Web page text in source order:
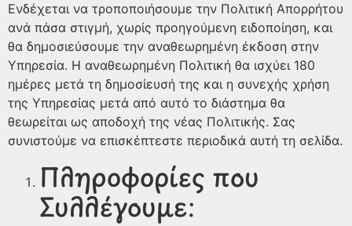
Ενδέχεται να τροποποιήσουμε την Πολιτική Απορρήτου
ανά πάσα στιγμή, χωρίς προηγούμενη ειδοποίηση, και
θα δημοσιεύσουμε την αναθεωρημένη έκδοση στην
Υπηρεσία. Η αναθεωρημένη Πολιτική θα ισχύει 180
ημέρες μετά τη δημοσίευσή της και η συνεχής χρήση
της Υπηρεσίας μετά από αυτό το διάστημα θα
θεωρείται ως αποδοχή της νέας Πολιτικής. Σας
συνιστούμε να επισκέπτεστε περιοδικά αυτή τη σελίδα.
Πληροφορίες που
Συλλέγουμε: